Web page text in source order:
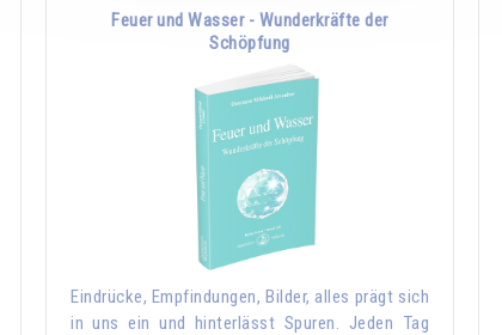
Feuer und Wasser - Wunderkräfte der
Schöpfung
Eindrücke, Empfindungen, Bilder, alles prägt sich
in uns ein und hinterlässt Spuren. Jeden Tag